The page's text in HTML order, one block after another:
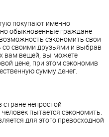
покупают именно
обыкновенные граждане
сэкономить свои
со своими друзьями и выбрав
вам вещей, вы можете
цене, при этом сэкономив
сумму денег.
непростой
пытается сэкономить.
для этого превосходной